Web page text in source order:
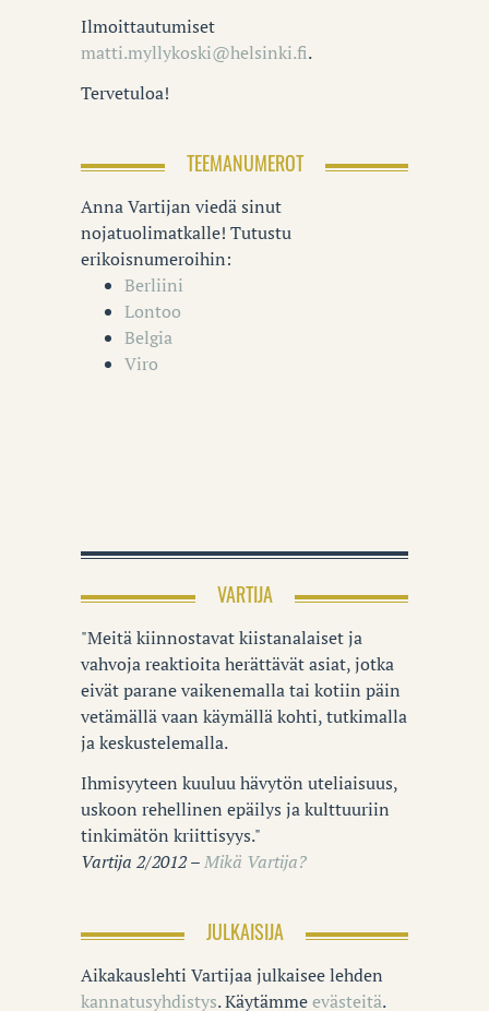
Ilmoittautumiset
matti.myllykoski@helsinki.fi.
Tervetuloa!
TEEMANUMEROT
Anna Vartijan viedä sinut
nojatuolimatkalle! Tutustu
erikoisnumeroihin:
Berliini
Lontoo
Belgia
Viro
VARTIJA
"Meitä kiinnostavat kiistanalaiset ja
vahvoja reaktioita herättävät asiat, jotka
eivät parane vaikenemalla tai kotiin päin
vetämällä vaan käymällä kohti, tutkimalla
ja keskustelemalla.
Ihmisyyteen kuuluu hävytön uteliaisuus,
uskoon rehellinen epäilys ja kulttuuriin
tinkimätön kriittisyys."
Vartija 2/2012 –Mikä Vartija?
JULKAISIJA
Aikakauslehti Vartijaa julkaisee lehden
kannatusyhdistys. Käytämmeevästeitä.